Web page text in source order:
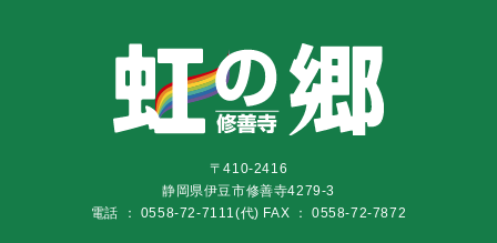
〒410-2416
静岡県伊豆市修善寺4279-3
電話 ： 0558-72-7111(代) FAX ： 0558-72-7872